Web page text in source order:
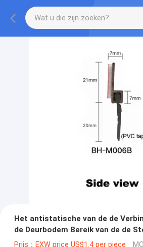
Het antistatische van de de
de Deurbodem Bereik van de de
de Rubberband van pvc
Prijs：EXW price US$1.4 per piece